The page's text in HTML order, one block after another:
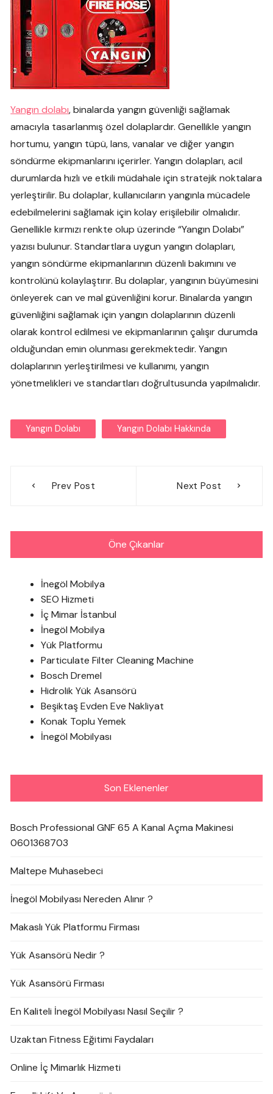
Yangın dolabı, binalarda yangın güvenliği sağlamak
amacıyla tasarlanmış özel dolaplardır. Genellikle yangın
hortumu, yangın tüpü, lans, vanalar ve diğer yangın
söndürme ekipmanlarını içerirler. Yangın dolapları, acil
durumlarda hızlı ve etkili müdahale için stratejik noktalara
yerleştirilir. Bu dolaplar, kullanıcıların yangınla mücadele
edebilmelerini sağlamak için kolay erişilebilir olmalıdır.
Genellikle kırmızı renkte olup üzerinde “Yangın Dolabı”
yazısı bulunur. Standartlara uygun yangın dolapları,
yangın söndürme ekipmanlarının düzenli bakımını ve
kontrolünü kolaylaştırır. Bu dolaplar, yangının büyümesini
önleyerek can ve mal güvenliğini korur. Binalarda yangın
güvenliğini sağlamak için yangın dolaplarının düzenli
olarak kontrol edilmesi ve ekipmanlarının çalışır durumda
olduğundan emin olunması gerekmektedir. Yangın
dolaplarının yerleştirilmesi ve kullanımı, yangın
yönetmelikleri ve standartları doğrultusunda yapılmalıdır.
Yangın Dolabı Yangın Dolabı Hakkında
gezinmesi
Prev Post Next Post
Öne Çıkanlar
İnegöl Mobilya
SEO Hizmeti
İç Mimar İstanbul
İnegöl Mobilya
Yük Platformu
Particulate Filter Cleaning Machine
Bosch Dremel
Hidrolik Yük Asansörü
Beşiktaş Evden Eve Nakliyat
Konak Toplu Yemek
İnegöl Mobilyası
Son Eklenenler
Bosch Professional GNF 65 A Kanal Açma Makinesi
0601368703
Maltepe Muhasebeci
İnegöl Mobilyası Nereden Alınır ?
Makaslı Yük Platformu Firması
Yük Asansörü Nedir ?
Yük Asansörü Firması
En Kaliteli İnegöl Mobilyası Nasıl Seçilir ?
Uzaktan Fitness Eğitimi Faydaları
Online İç Mimarlık Hizmeti